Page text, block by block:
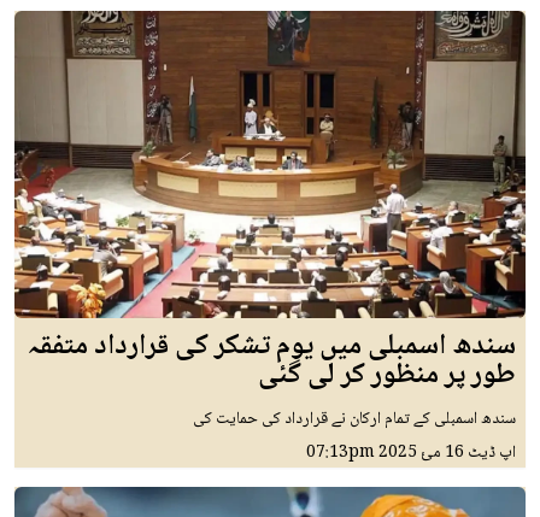
سندھ اسمبلی میں یوم تشکر کی قرارداد متفقہ
طور پر منظور کر لی گئی
سندھ اسمبلی کے تمام ارکان نے قرارداد کی حمایت کی
اپ ڈیٹ 16 مئ 2025 07:13pm